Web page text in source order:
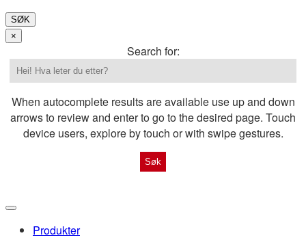
SØK
×
Search for:
When autocomplete results are available use up and down
arrows to review and enter to go to the desired page. Touch
device users, explore by touch or with swipe gestures.
Produkter